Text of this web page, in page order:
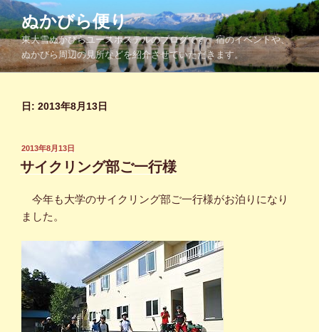
コ
ン
テ
ン
ツ
ぬかびら便り
東大雪ぬかびらユースホステルのブログです。宿のイベントや、
ぬかびら周辺の見所などを紹介させていただきます。
日: 2013年8月13日
投
稿
日:
2013年8月13日
サイクリング部ご一行様
今年も大学のサイクリング部ご一行様がお泊りになり
ました。